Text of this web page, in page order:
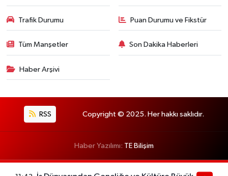
Trafik Durumu Puan Durumu ve Fikstür
Tüm Manşetler Son Dakika Haberleri
Haber Arşivi
RSS Copyright © 2025. Her hakkı saklıdır.
Haber Yazılımı: TE Bilişim